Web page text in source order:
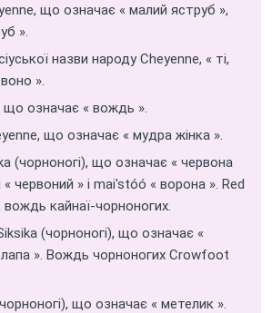
що означає « малий яструб »,
».
назви народу Cheyenne, « ті,
».
що означає « вождь ».
що означає « мудра жінка ».
(чорноногі), що означає « червона
червоний » і mai'stóó « ворона ». Red
кайнаї-чорноногих.
(чорноногі), що означає «
». Вождь чорноногих Crowfoot
що означає « метелик ».